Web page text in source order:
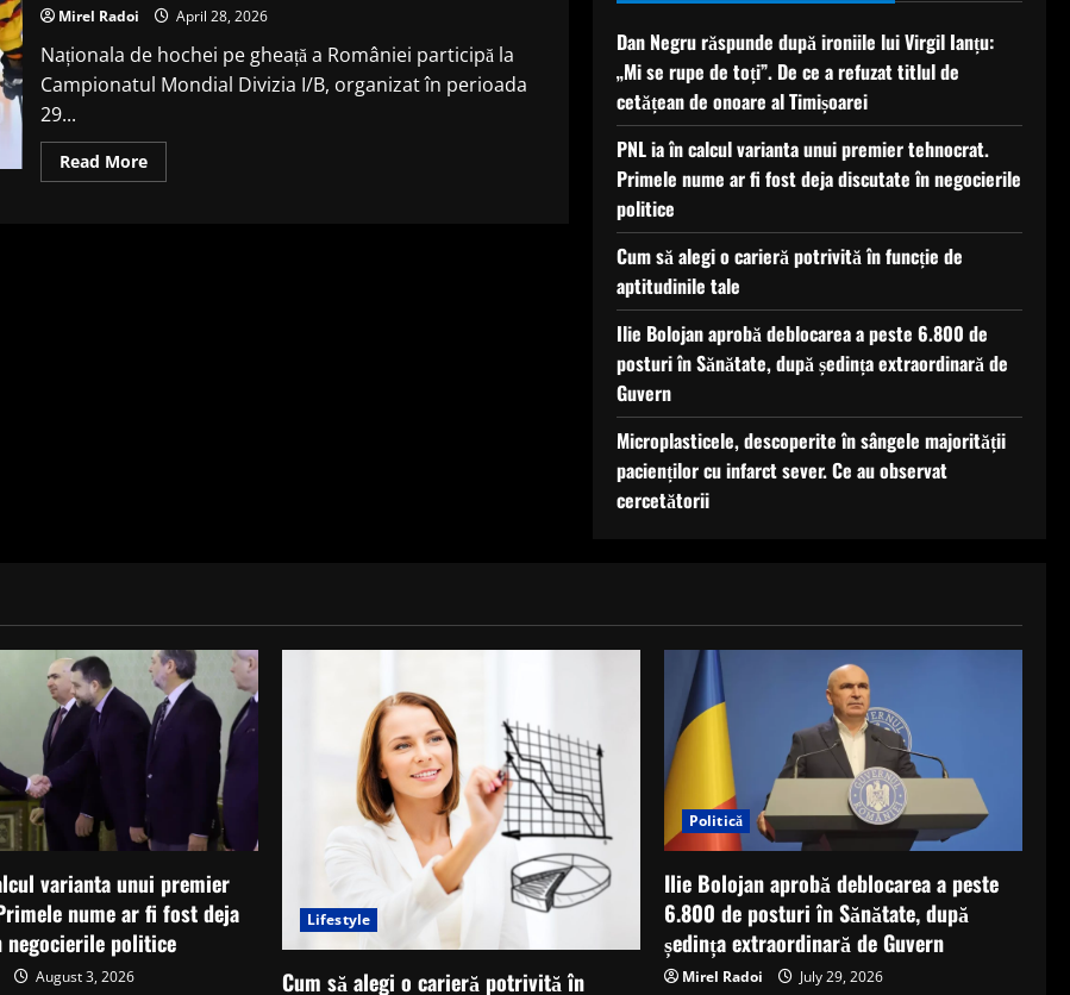
Mirel Radoi April 28, 2026
Naționala de hochei pe gheață a României participă la
Campionatul Mondial Divizia I/B, organizat în perioada
29...
Read MoreRead
more
Dan Negru răspunde după ironiile lui Virgil Ianțu:
„Mi se rupe de toți”. De ce a refuzat titlul de
cetățean de onoare al Timișoarei
PNL ia în calcul varianta unui premier tehnocrat.
Primele nume ar fi fost deja discutate în negocierile
politice
Cum să alegi o carieră potrivită în funcție de
aptitudinile tale
Ilie Bolojan aprobă deblocarea a peste 6.800 de
posturi în Sănătate, după ședința extraordinară de
Guvern
Microplasticele, descoperite în sângele majorității
pacienților cu infarct sever. Ce au observat
cercetătorii
varianta unui premier
nume ar fi fost deja
negocierile politice
August 3, 2026
Lifestyle
Cum să alegi o carieră potrivită în
Politică
Ilie Bolojan aprobă deblocarea a peste
6.800 de posturi în Sănătate, după
ședința extraordinară de Guvern
Mirel Radoi July 29, 2026